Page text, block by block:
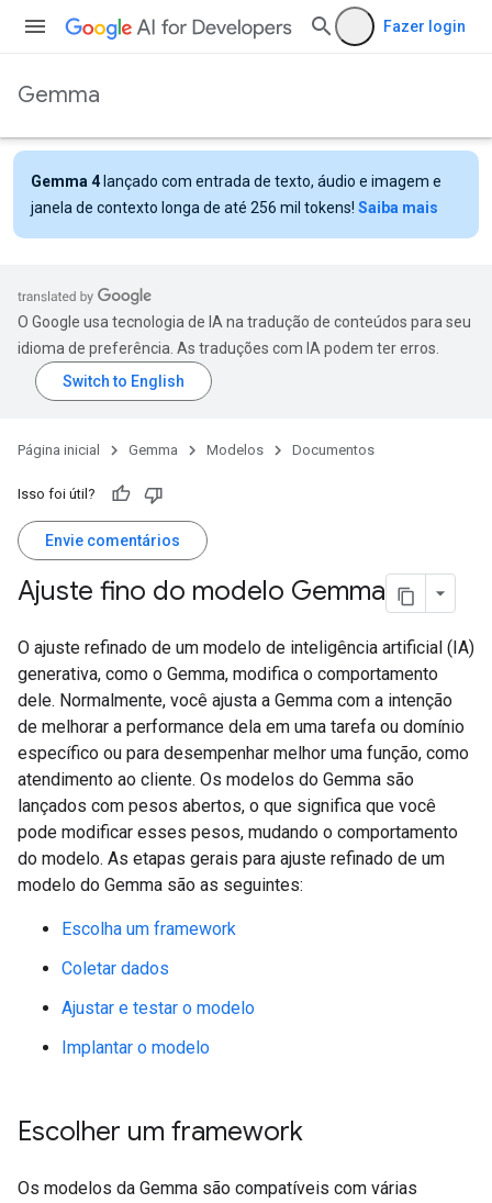
Fazer login
Gemma
Gemma 4 lançado com entrada de texto, áudio e imagem e
janela de contexto longa de até 256 mil tokens! Saiba mais
O Google usa tecnologia de IA na tradução de conteúdos para seu
idioma de preferência. As traduções com IA podem ter erros.
Página inicial Gemma Modelos Documentos
Isso foi útil?
Envie comentários
Ajuste fino do modelo Gemma
O ajuste refinado de um modelo de inteligência artificial (IA)
generativa, como o Gemma, modifica o comportamento
dele. Normalmente, você ajusta a Gemma com a intenção
de melhorar a performance dela em uma tarefa ou domínio
específico ou para desempenhar melhor uma função, como
atendimento ao cliente. Os modelos do Gemma são
lançados com pesos abertos, o que significa que você
pode modificar esses pesos, mudando o comportamento
do modelo. As etapas gerais para ajuste refinado de um
modelo do Gemma são as seguintes:
Escolha um framework
Coletar dados
Ajustar e testar o modelo
Implantar o modelo
Escolher um framework
Os modelos da Gemma são compatíveis com várias